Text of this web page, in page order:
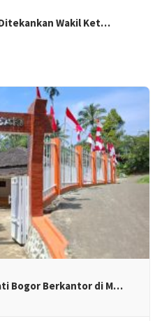
Wakil Ket…
Bogor Berkantor di M…